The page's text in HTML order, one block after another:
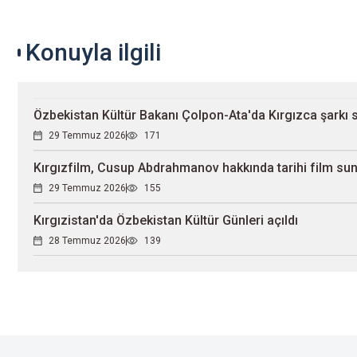
Konuyla ilgili
Özbekistan Kültür Bakanı Çolpon-Ata'da Kırgızca şarkı
29 Temmuz 2026 171
Kırgızfilm, Cusup Abdrahmanov hakkında tarihi film
29 Temmuz 2026 155
Kırgızistan'da Özbekistan Kültür Günleri açıldı
28 Temmuz 2026 139